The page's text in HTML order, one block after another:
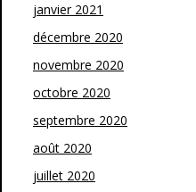
janvier 2021
décembre 2020
novembre 2020
octobre 2020
septembre 2020
août 2020
juillet 2020